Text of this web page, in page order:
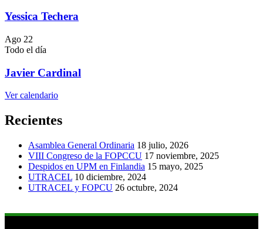
Yessica Techera
Ago 22
Todo el día
Javier Cardinal
Ver calendario
Recientes
Asamblea General Ordinaria 18 julio, 2026
VIII Congreso de la FOPCCU 17 noviembre, 2025
Despidos en UPM en Finlandia 15 mayo, 2025
UTRACEL 10 diciembre, 2024
UTRACEL y FOPCU 26 octubre, 2024